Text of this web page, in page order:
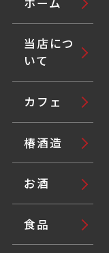
当店につ
いて
カフェ
椿酒造
お酒
食品